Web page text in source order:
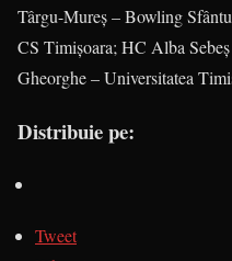
Târgu-Mureş – Bowling
CS Timişoara; HC Alba
Gheorghe – Universitatea
Distribuie pe:
Tweet